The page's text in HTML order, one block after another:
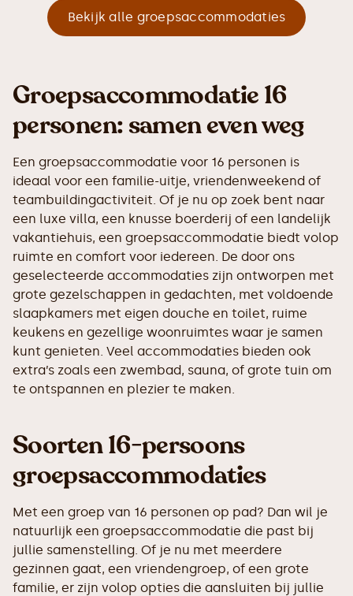
Bekijk alle groepsaccommodaties
Groepsaccommodatie 16
personen: samen even weg
Een groepsaccommodatie voor 16 personen is
ideaal voor een familie-uitje, vriendenweekend of
teambuildingactiviteit. Of je nu op zoek bent naar
een luxe villa, een knusse boerderij of een landelijk
vakantiehuis, een groepsaccommodatie biedt volop
ruimte en comfort voor iedereen. De door ons
geselecteerde accommodaties zijn ontworpen met
grote gezelschappen in gedachten, met voldoende
slaapkamers met eigen douche en toilet, ruime
keukens en gezellige woonruimtes waar je samen
kunt genieten. Veel accommodaties bieden ook
extra’s zoals een zwembad, sauna, of grote tuin om
te ontspannen en plezier te maken.
Soorten 16-persoons
groepsaccommodaties
Met een groep van 16 personen op pad? Dan wil je
natuurlijk een groepsaccommodatie die past bij
jullie samenstelling. Of je nu met meerdere
gezinnen gaat, een vriendengroep, of een grote
familie, er zijn volop opties die aansluiten bij jullie